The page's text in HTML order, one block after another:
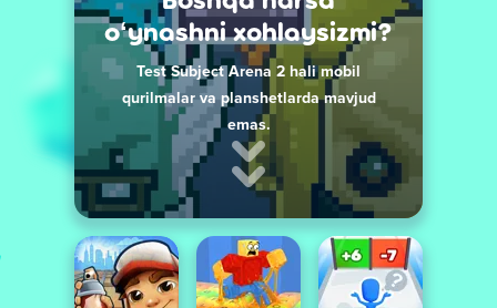
oʻynashni xohlaysizmi?
Test Subject Arena 2 hali mobil
qurilmalar va planshetlarda mavjud
emas.